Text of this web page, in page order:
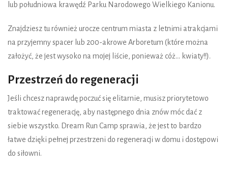
lub południowa krawędź Parku Narodowego Wielkiego Kanionu.
Znajdziesz tu również urocze centrum miasta z letnimi atrakcjami
na przyjemny spacer lub 200-akrowe Arboretum (które można
założyć, że jest wysoko na mojej liście, ponieważ cóż... kwiaty!!).
Przestrzeń do regeneracji
Jeśli chcesz naprawdę poczuć się elitarnie, musisz priorytetowo
traktować regenerację, aby następnego dnia znów móc dać z
siebie wszystko. Dream Run Camp sprawia, że jest to bardzo
łatwe dzięki pełnej przestrzeni do regeneracji w domu i dostępowi
do siłowni.